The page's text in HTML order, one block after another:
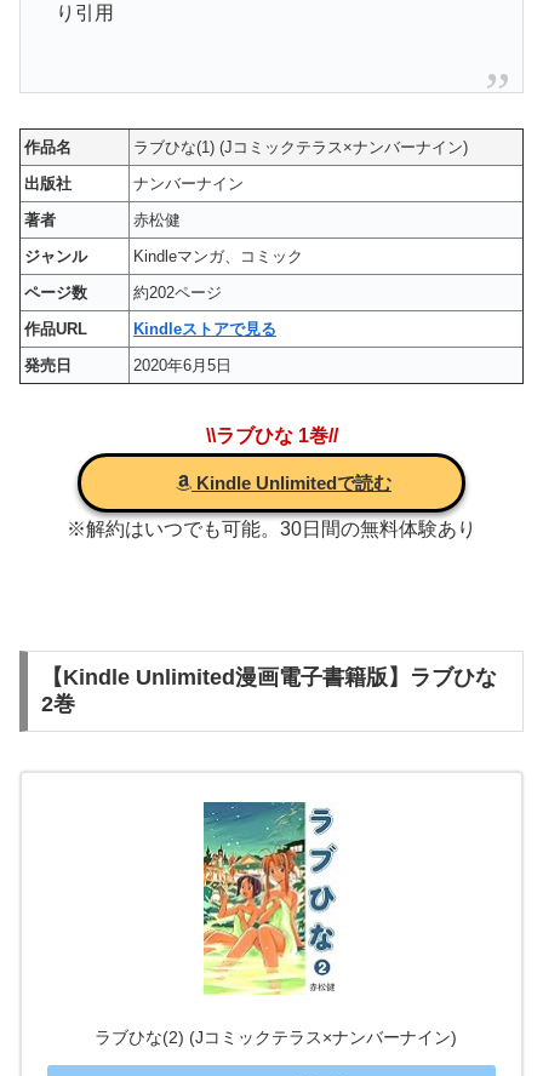
り引用
作品名
ラブひな(1) (Jコミックテラス×ナンバーナイン)
出版社
ナンバーナイン
著者
赤松健
ジャンル
Kindleマンガ、コミック
ページ数
約202ページ
作品URL
Kindleストアで見る
発売日
2020年6月5日
\\ラブひな 1巻//
Kindle Unlimitedで読む
※解約はいつでも可能。30日間の無料体験あり
【Kindle Unlimited漫画電子書籍版】ラブひな
2巻
ラブひな(2) (Jコミックテラス×ナンバーナイン)